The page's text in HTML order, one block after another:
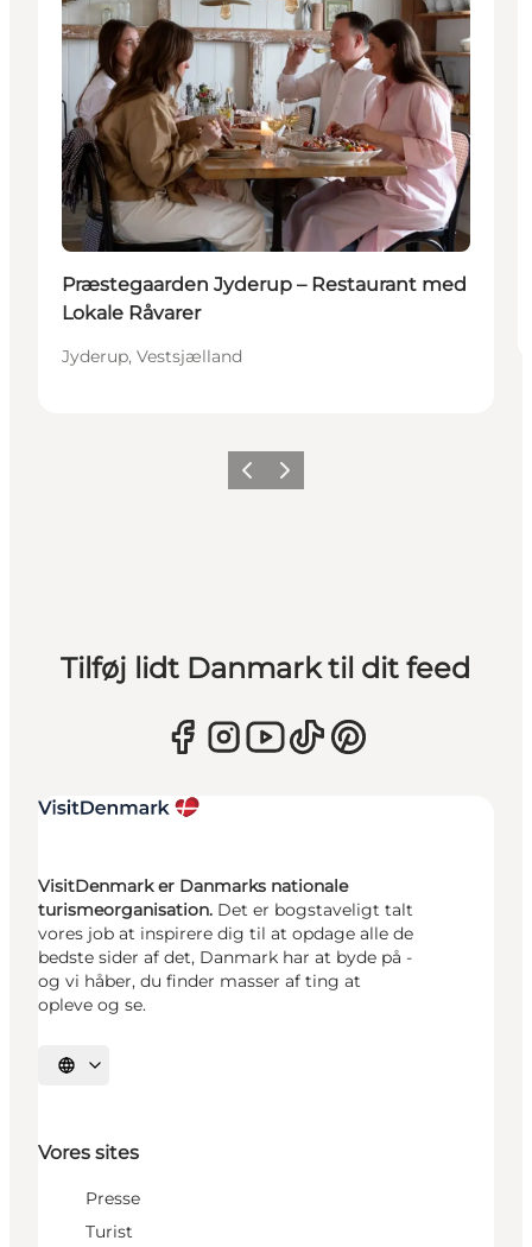
Præstegaarden Jyderup – Restaurant med
Lokale Råvarer
Jyderup, Vestsjælland
ForrigeNæste
Tilføj lidt Danmark til dit feed
VisitDenmark er Danmarks nationale
turismeorganisation. Det er bogstaveligt talt
vores job at inspirere dig til at opdage alle de
bedste sider af det, Danmark har at byde på -
og vi håber, du finder masser af ting at
opleve og se.
Vælg sprog
Vores sites
Presse
Turist